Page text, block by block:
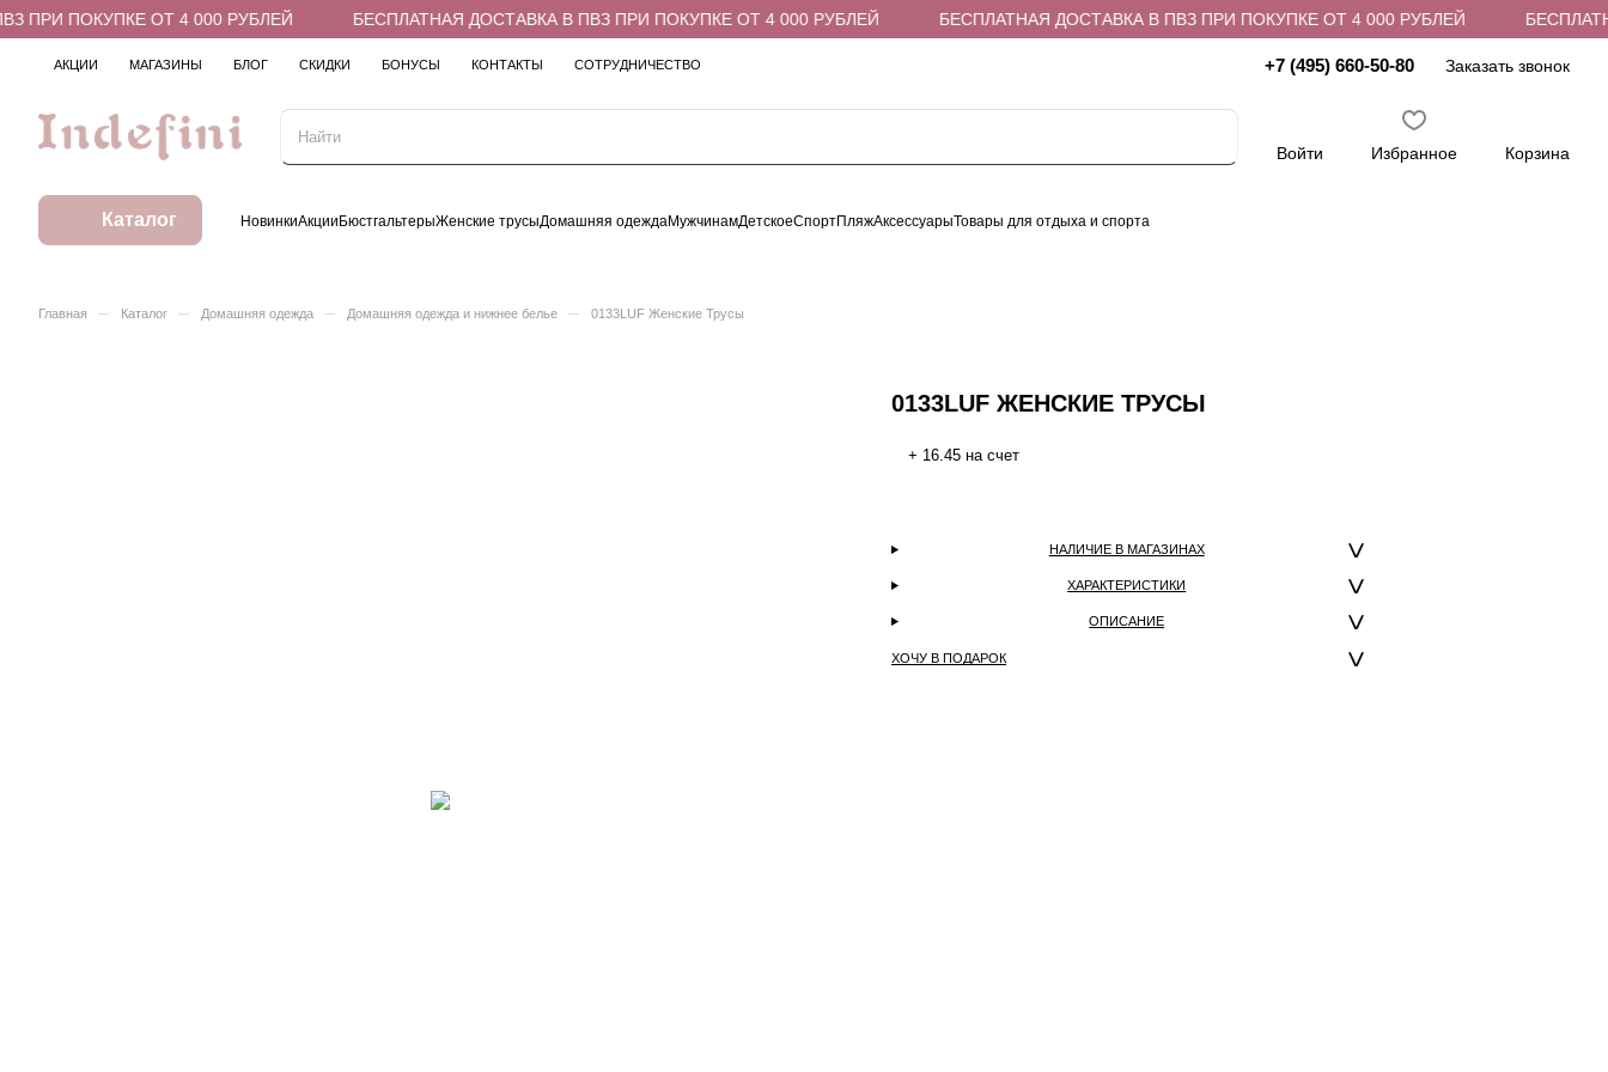
ПОКУПКЕ ОТ 4 000 РУБЛЕЙ БЕСПЛАТНАЯ ДОСТАВКА В ПВЗ ПРИ ПОКУПКЕ ОТ 4 000 РУБЛЕЙ БЕСПЛАТНАЯ ДОСТАВКА В ПВЗ ПРИ ПОКУПКЕ ОТ 4 000 РУБЛЕЙ
АКЦИИ МАГАЗИНЫ БЛОГ СКИДКИ БОНУСЫ КОНТАКТЫ СОТРУДНИЧЕСТВО +7 (495) 660-50-80 Заказать звонок
Войти Избранное Корзина
Каталог НовинкиАкцииБюстгальтерыЖенские трусыДомашняя одеждаМужчинамДетскоеСпортПляжАксессуарыТовары для отдыха и спорта
Главная – Каталог – Домашняя одежда – Домашняя одежда и нижнее белье – 0133LUF Женские Трусы
0133LUF ЖЕНСКИЕ ТРУСЫ
+ 16.45 на счет
НАЛИЧИЕ В МАГАЗИНАХ
ХАРАКТЕРИСТИКИ
ОПИСАНИЕ
ХОЧУ В ПОДАРОК